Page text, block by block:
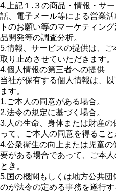
4.上記１.３の商品・情報・サ
話、電子メール等による営業活
トのお願い等のマーケティン
品開発等の調査分析。
5.情報、サービスの提供は、
取り止めさせていただきます。
4.個人情報の第三者への提供
当社が保有する個人情報は、
ます。
1.ご本人の同意がある場合。
2.法令の規定に基づく場合。
3.人の生命、身体または財産
って、ご本人の同意を得ること
4.公衆衛生の向上または児童
要がある場合であって、ご本
とき。
5.国の機関もしくは地方公共
のが法令の定める事務を遂行